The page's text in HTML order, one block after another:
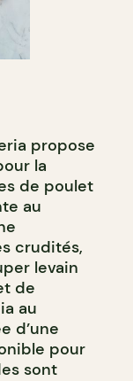
propose
la
de poulet
au
crudités,
levain
de
au
d’une
pour
sont